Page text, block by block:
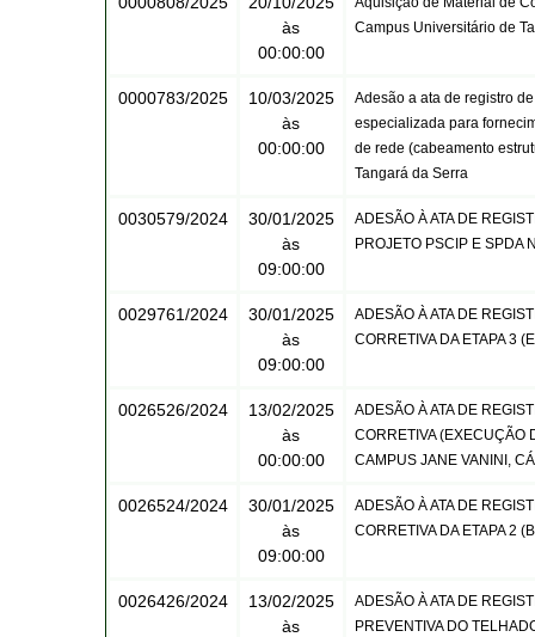
às
00:00:00
Campus Universitário de
0000783/2025
10/03/2025
às
00:00:00
Adesão a ata de registro
especializada para
de rede (cabeamento
Tangará da Serra
0030579/2024
30/01/2025
às
09:00:00
ADESÃO À ATA DE
PROJETO PSCIP E SPDA
0029761/2024
30/01/2025
às
09:00:00
ADESÃO À ATA DE
CORRETIVA DA ETAPA 3
0026526/2024
13/02/2025
às
00:00:00
ADESÃO À ATA DE
CORRETIVA (EXECUÇÃO
CAMPUS JANE VANINI,
0026524/2024
30/01/2025
às
09:00:00
ADESÃO À ATA DE
CORRETIVA DA ETAPA 2
0026426/2024
13/02/2025
às
ADESÃO À ATA DE
PREVENTIVA DO